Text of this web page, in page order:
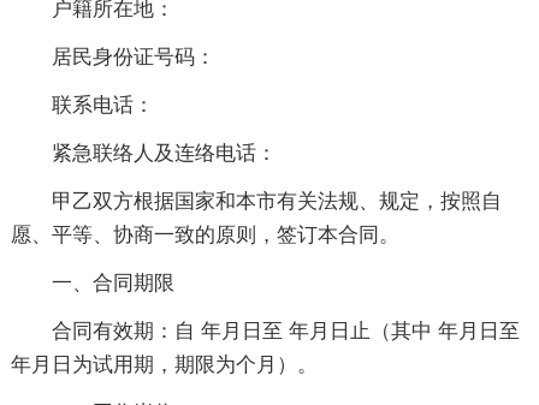
户籍所在地：
居民身份证号码：
联系电话：
紧急联络人及连络电话：
甲乙双方根据国家和本市有关法规、规定，按照自
愿、平等、协商一致的原则，签订本合同。
一、合同期限
合同有效期：自 年月日至 年月日止（其中 年月日至
年月日为试用期，期限为个月）。